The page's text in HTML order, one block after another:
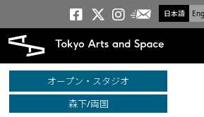
日本語
トーキョーア
トーキョー
トーキ
メール
オープン・スタジオ
森下/両国